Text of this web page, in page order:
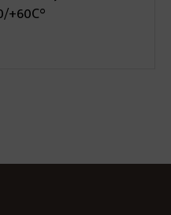
+60C°